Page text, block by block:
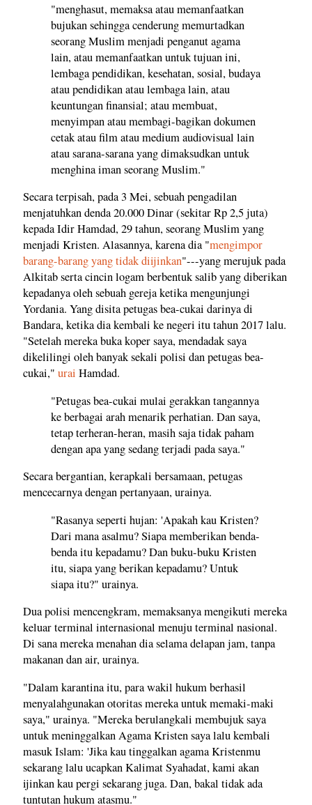
"menghasut, memaksa atau memanfaatkan
bujukan sehingga cenderung memurtadkan
seorang Muslim menjadi penganut agama
lain, atau memanfaatkan untuk tujuan ini,
lembaga pendidikan, kesehatan, sosial, budaya
atau pendidikan atau lembaga lain, atau
keuntungan finansial; atau membuat,
menyimpan atau membagi-bagikan dokumen
cetak atau film atau medium audiovisual lain
atau sarana-sarana yang dimaksudkan untuk
menghina iman seorang Muslim."
Secara terpisah, pada 3 Mei, sebuah pengadilan
menjatuhkan denda 20.000 Dinar (sekitar Rp 2,5 juta)
kepada Idir Hamdad, 29 tahun, seorang Muslim yang
menjadi Kristen. Alasannya, karena dia "mengimpor
barang-barang yang tidak diijinkan"---yang merujuk pada
Alkitab serta cincin logam berbentuk salib yang diberikan
kepadanya oleh sebuah gereja ketika mengunjungi
Yordania. Yang disita petugas bea-cukai darinya di
Bandara, ketika dia kembali ke negeri itu tahun 2017 lalu.
"Setelah mereka buka koper saya, mendadak saya
dikelilingi oleh banyak sekali polisi dan petugas bea-
cukai," urai Hamdad.
"Petugas bea-cukai mulai gerakkan tangannya
ke berbagai arah menarik perhatian. Dan saya,
tetap terheran-heran, masih saja tidak paham
dengan apa yang sedang terjadi pada saya."
Secara bergantian, kerapkali bersamaan, petugas
mencecarnya dengan pertanyaan, urainya.
"Rasanya seperti hujan: 'Apakah kau Kristen?
Dari mana asalmu? Siapa memberikan benda-
benda itu kepadamu? Dan buku-buku Kristen
itu, siapa yang berikan kepadamu? Untuk
siapa itu?" urainya.
Dua polisi mencengkram, memaksanya mengikuti mereka
keluar terminal internasional menuju terminal nasional.
Di sana mereka menahan dia selama delapan jam, tanpa
makanan dan air, urainya.
"Dalam karantina itu, para wakil hukum berhasil
menyalahgunakan otoritas mereka untuk memaki-maki
saya," urainya. "Mereka berulangkali membujuk saya
untuk meninggalkan Agama Kristen saya lalu kembali
masuk Islam: 'Jika kau tinggalkan agama Kristenmu
sekarang lalu ucapkan Kalimat Syahadat, kami akan
ijinkan kau pergi sekarang juga. Dan, bakal tidak ada
tuntutan hukum atasmu."